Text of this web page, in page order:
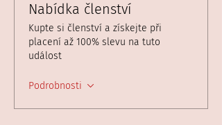
Nabídka členství
Kupte si členství a získejte při
placení až 100% slevu na tuto
událost
Podrobnosti